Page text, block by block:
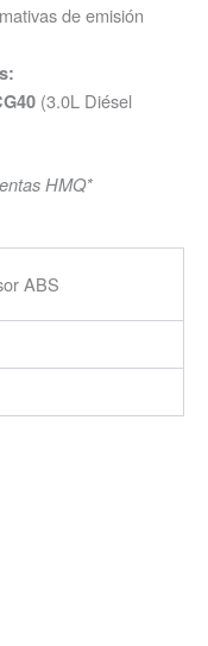
de emisión
(3.0L Diésel
HMQ*
ABS